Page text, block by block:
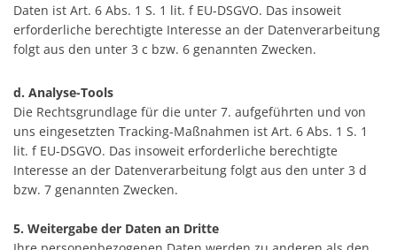
Daten ist Art. 6 Abs. 1 S. 1 lit. f EU-DSGVO. Das insoweit
erforderliche berechtigte Interesse an der Datenverarbeitung
folgt aus den unter 3 c bzw. 6 genannten Zwecken.
d. Analyse-Tools
Die Rechtsgrundlage für die unter 7. aufgeführten und von
uns eingesetzten Tracking-Maßnahmen ist Art. 6 Abs. 1 S. 1
lit. f EU-DSGVO. Das insoweit erforderliche berechtigte
Interesse an der Datenverarbeitung folgt aus den unter 3 d
bzw. 7 genannten Zwecken.
5. Weitergabe der Daten an Dritte